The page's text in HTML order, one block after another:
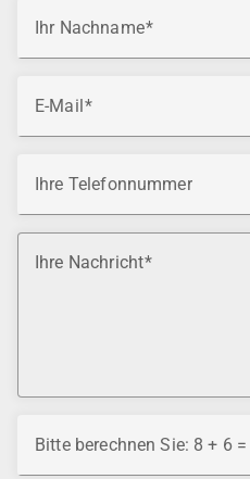
Ihr Nachname
E-Mail
Ihre Telefonnummer
Ihre Nachricht
Bitte berechnen Sie: 8 + 6 =